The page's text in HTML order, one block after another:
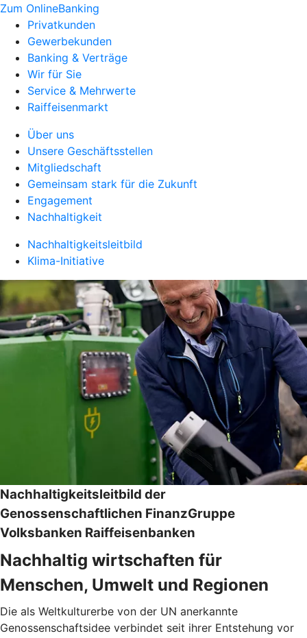
Zum OnlineBanking
Privatkunden
Gewerbekunden
Banking & Verträge
Wir für Sie
Service & Mehrwerte
Raiffeisenmarkt
Über uns
Unsere Geschäftsstellen
Mitgliedschaft
Gemeinsam stark für die Zukunft
Engagement
Nachhaltigkeit
Nachhaltigkeitsleitbild
Klima-Initiative
Nachhaltigkeitsleitbild der
Genossenschaftlichen FinanzGruppe
Volksbanken Raiffeisenbanken
Nachhaltig wirtschaften für
Menschen, Umwelt und Regionen
Die als Weltkulturerbe von der UN anerkannte
Genossenschaftsidee verbindet seit ihrer Entstehung vor